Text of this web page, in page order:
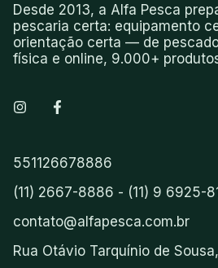
Desde 2013, a Alfa Pesca
pescaria certa: equipamento
orientação certa — de
física e online, 9.000+
551126678886
(11) 2667-8886 - (11) 9 6925-
contato@alfapesca.com.br
Rua Otávio Tarquínio de